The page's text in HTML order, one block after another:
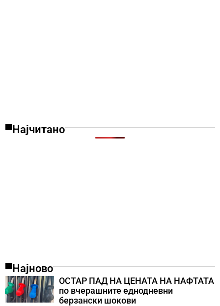
Најчитано
Најново
ОСТАР ПАД НА ЦЕНАТА НА НАФТАТА
по вчерашните еднодневни
берзански шокови